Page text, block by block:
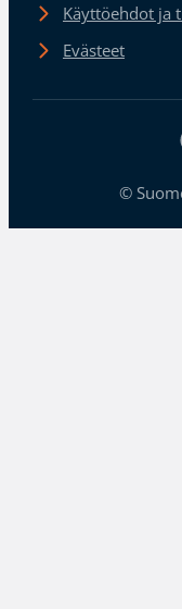
Käyttöehdot ja
Evästeet
©